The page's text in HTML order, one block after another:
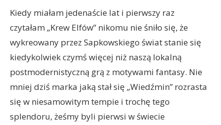
Kiedy miałam jedenaście lat i pierwszy raz
czytałam „Krew Elfów” nikomu nie śniło się, że
wykreowany przez Sapkowskiego świat stanie się
kiedykolwiek czymś więcej niż naszą lokalną
postmodernistyczną grą z motywami fantasy. Nie
mniej dziś marka jaką stał się „Wiedźmin” rozrasta
się w niesamowitym tempie i trochę tego
splendoru, żeśmy byli pierwsi w świecie